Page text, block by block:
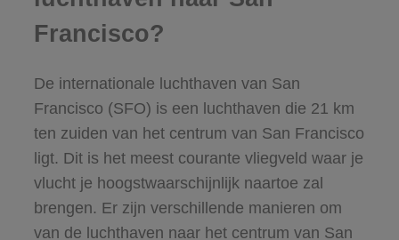
Francisco?
De internationale luchthaven van San
Francisco (SFO) is een luchthaven die 21 km
ten zuiden van het centrum van San Francisco
ligt. Dit is het meest courante vliegveld waar je
vlucht je hoogstwaarschijnlijk naartoe zal
brengen. Er zijn verschillende manieren om
van de luchthaven naar het centrum van San